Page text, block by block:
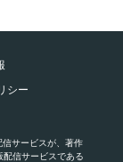
シー
サービスが、著作
信サービスである